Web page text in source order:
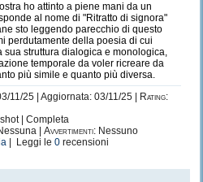
ho attinto a piene mani da un
al nome di "Ritratto di signora"
sto leggendo parecchio di questo
perdutamente della poesia di cui
sua struttura dialogica e monologica,
temporale da voler ricreare da
più simile e quanto più diversa.
11/25 | Aggiornata: 03/11/25 |
Rating:
| Completa
| Avvertimenti: Nessuno
| Leggi le 0 recensioni